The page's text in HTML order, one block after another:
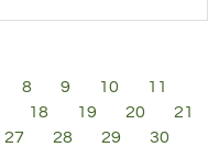
8 9 10
11
18 19 20
21
27 28 29
30